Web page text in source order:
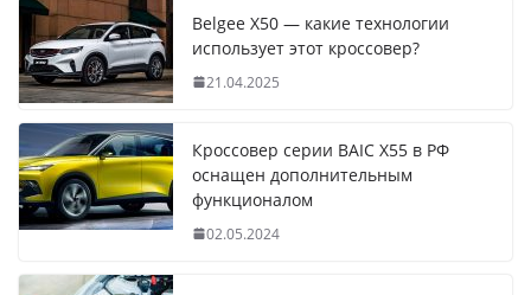
Belgee X50 — какие технологии
использует этот кроссовер?
21.04.2025
Кроссовер серии BAIC X55 в РФ
оснащен дополнительным
функционалом
02.05.2024